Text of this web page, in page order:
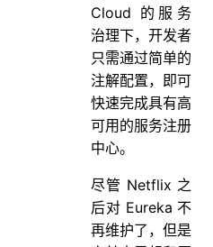
Cloud 的服务
治理下，开发者
只需通过简单的
注解配置，即可
快速完成具有高
可用的服务注册
中心。
尽管 Netflix 之
后对 Eureka 不
再维护了，但是